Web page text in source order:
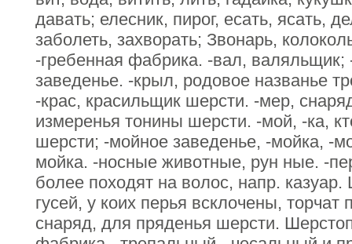
давать; елесник, пирог, есать, ясать,
заболеть, захворать; Звонарь,
-гребенная фабрика. -вал, валяльщик;
заведенье. -крыл, родовое названье
-крас, красильщик шерсти. -мер,
измеренья тонины шерсти. -мой, -ка,
шерсти; -мойное заведенье, -мойка, -
мойка. -носные животные, рун ные. -
более походят на волос, напр.
гусей, у коих перья всклочены,
снаряд, для пряденья шерсти.